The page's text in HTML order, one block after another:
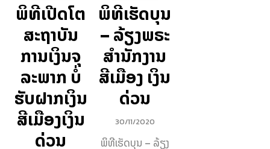
ພິທີເປີດໂຕ
ສະຖາບັນ
ການເງິນຈຸ
ລະພາກ ບໍ່
ຮັບຝາກເງິນ
ສີເມືອງເງິນ
ດ່ວນ
ພິທີເຮັດບຸນ
– ລ້ຽງພຣະ
ສຳນັກງານ
ສີເມືອງ ເງິນ
ດ່ວນ
30/11/2020
ພິ​ທີ​ເຮັດ​ບຸນ – ລ້ຽງ​